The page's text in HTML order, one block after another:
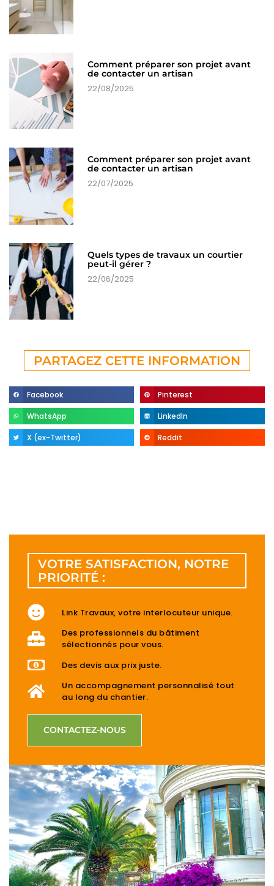
Comment préparer son projet avant
de contacter un artisan
22/08/2025
Comment préparer son projet avant
de contacter un artisan
22/07/2025
Quels types de travaux un courtier
peut-il gérer ?
22/06/2025
PARTAGEZ CETTE INFORMATION
Facebook Pinterest
WhatsApp LinkedIn
X (ex-Twitter) Reddit
VOTRE SATISFACTION, NOTRE
PRIORITÉ :
Link Travaux, votre interlocuteur unique.
Des professionnels du bâtiment
sélectionnés pour vous.
Des devis aux prix juste.
Un accompagnement personnalisé tout
au long du chantier.
CONTACTEZ-NOUS